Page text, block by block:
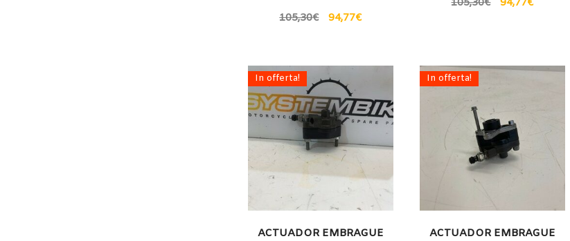
105,30€ 94,77€
In offerta!
ACTUADOR EMBRAGUE
In offerta!
ACTUADOR EMBRAGUE